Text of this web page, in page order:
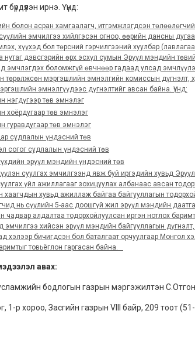
ирнэ. Үүнд:
болон асран хамгаалагч, итгэмжлэгдсэн
эмчилгээ хийлгэсэн огноо, өөрийн дансны
хүүхэд бол төрсний гэрчилгээний хуулбар
нутаг дэвсгэрийн өрх эсхүл сумын Эрүүл мэндийн
эмчлэгдэх боломжгүй өвчнөөр гадаад улсад
төрөлжсөн мэргэшлийн эмнэлгийн комиссын дүгнэлт,
эмнэлгүүдээс дүгнэлтийг авсан байна. Үүнд:
нэгдүгээр төв эмнэлэг
хоёрдугаар төв эмнэлэг
гуравдугаар төв эмнэлэг
судлалын үндэсний төв
согог судлалын үндэсний төв
эрүүл мэндийн үндэсний төв
суулгах эмчилгээнд явж буй иргэдийн хувьд
үйл ажиллагааг зохицуулах албанаас авсан
хаагчдын хувьд ажиллаж байгаа байгууллагын
нь сүүлийн 5-аас доошгүй жил эрүүл мэндийн
чадвар алдалтаа тодорхойлуулсан иргэн нотлох
эмчилгээ хийсэн эрүүл мэндийн байгууллагын
хэлээр бичигдсэн бол баталгаат орчуулгаар Монгол
товьёглон гаргасан байна.
авах:
бодлогын газрын мэргэжилтэн
1-р хороо, Засгийн газрын VIII байр, 209 тоот